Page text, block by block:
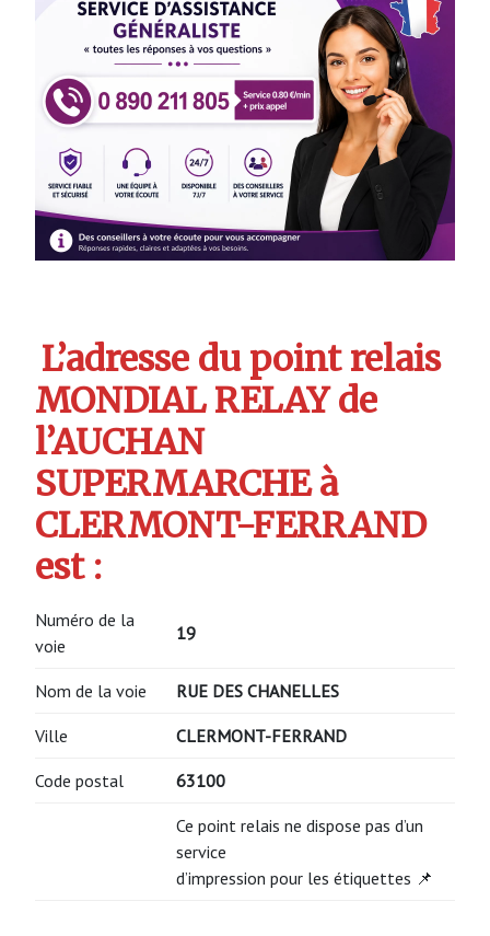
L’adresse du point relais
MONDIAL RELAY de
l’AUCHAN
SUPERMARCHE à
CLERMONT-FERRAND
est :
Numéro de la
voie
19
Nom de la voie RUE DES CHANELLES
Ville CLERMONT-FERRAND
Code postal 63100
Ce point relais ne dispose pas d’un
service
d’impression pour les étiquettes 📌